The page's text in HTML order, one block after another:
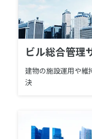
ビル総合管理
建物の施設運用や維
決